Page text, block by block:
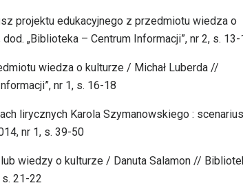
projektu edukacyjnego z przedmiotu wiedza o
„Biblioteka – Centrum Informacji”, nr 2, s.
wiedza o kulturze / Michał Luberda //
nr 1, s. 16-18
lirycznych Karola Szymanowskiego :
nr 1, s. 39-50
wiedzy o kulturze / Danuta Salamon //
s. 21-22